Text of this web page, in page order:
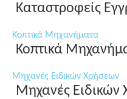
Καταστροφείς
Κοπτικά Μηχανήματα
Κοπτικά
Μηχανές Ειδικών Χρήσεων
Μηχανές Ειδικών